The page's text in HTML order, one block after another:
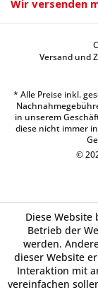
Wir versenden
Versand und
* Alle Preise inkl.
in unserem
diese nicht immer
©
Diese
Betrieb der
werden.
dieser Website
Interaktion mit
vereinfachen